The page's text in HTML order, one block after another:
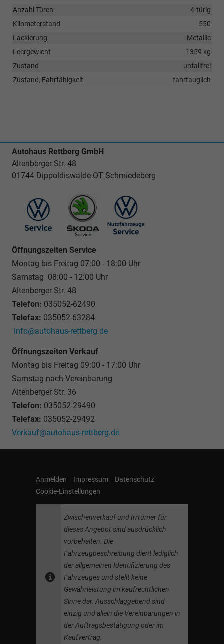
Anzahl Türen
4-türig
Kilometerstand
550
Lackierung
Metallic
Leergewicht
1359 kg
Zustand
unfallfrei
Zustand, Fahrfähigkeit
fahrtauglich
Autohaus Rettberg GmbH
Altenberger Str. 48
01744 Dippoldiswalde OT Schmiedeberg
Öffnungszeiten Service
Montag bis Freitag 07:00 - 18:00 Uhr
Samstag 08:00 - 12:00 Uhr
Altenberger Str. 48
Telefon: 035052-62490
Telefax: 035052-63284
info@autohaus-rettberg.de
Öffnungszeiten Verkauf
Montag bis Freitag 09:00 - 17:00 Uhr
Samstag nach Vereinbarung
Altenberger Str. 36
Telefon: 035052-29490
Telefax: 035052-29492
Verkauf@autohaus-rettberg.de
Anmelden Impressum
Datenschutz
Cookie-Einstellungen
Zwischenverkauf und Irrtümer für
dieses Angebot sind ausdrücklich
vorbehalten. Die
Fahrzeugbeschreibung dient lediglich
der allgemeinen Identifizierung des
Fahrzeuges und stellt keine
Gewährleistung im kaufrechtlichen
Sinne dar. Ausschlaggebend sind
einzig und allein die Vereinbarungen in
der Auftragsbestätigung oder im
Kaufvertrag.